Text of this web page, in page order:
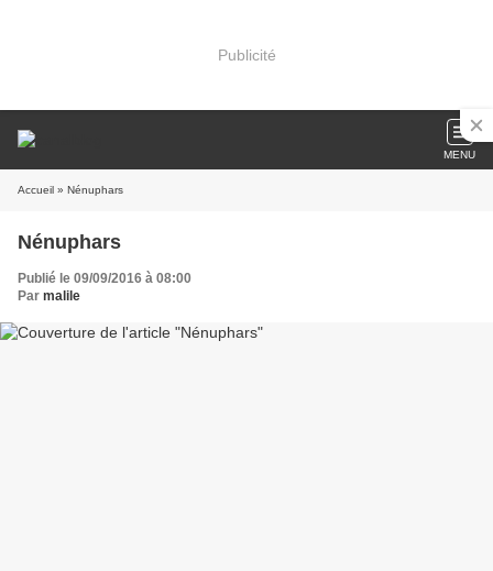
Publicité
MENU
Accueil » Nénuphars
Nénuphars
Publié le 09/09/2016 à 08:00
Par malile